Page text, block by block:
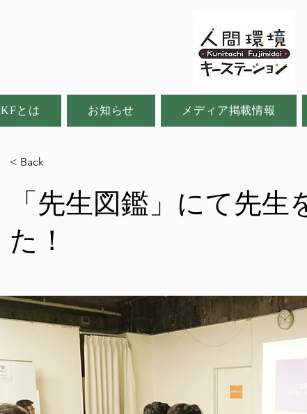
KFとは お知らせ メディア掲載情報
< Back
「先生図鑑」にて先生
た！